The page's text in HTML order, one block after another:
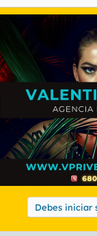
Debes iniciar